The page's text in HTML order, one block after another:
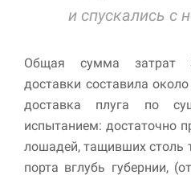
и спускались с
Общая сумма затрат
доставки составила
доставка плуга по
испытанием: достаточно
лошадей, тащивших столь
порта вглубь губернии,